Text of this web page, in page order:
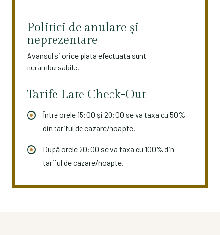
Politici de anulare și
neprezentare
Avansul si orice plata efectuata sunt
nerambursabile.
Tarife Late Check-Out
Între orele 15:00 și 20:00 se va taxa cu 50%
din tariful de cazare/noapte.
După orele 20:00 se va taxa cu 100% din
tariful de cazare/noapte.